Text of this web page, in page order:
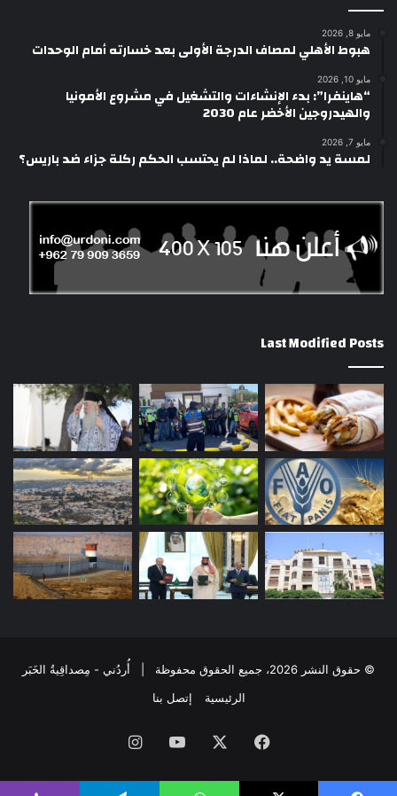
مايو 8, 2026
هبوط الأهلي لمصاف الدرجة الأولى بعد خسارته أمام الوحدات
مايو 10, 2026
“هاينفرا”: بدء الإنشاءات والتشغيل في مشروع الأمونيا
والهيدروجين الأخضر عام 2030
مايو 7, 2026
لمسة يد واضحة.. لماذا لم يحتسب الحكم ركلة جزاء ضد باريس؟
Last Modified Posts
© حقوق النشر 2026، جميع الحقوق محفوظة | أُردُني - مِصداقِيةُ الخَبَر
الرئيسية
إتصل بنا
فيسبوك ‫YouTube